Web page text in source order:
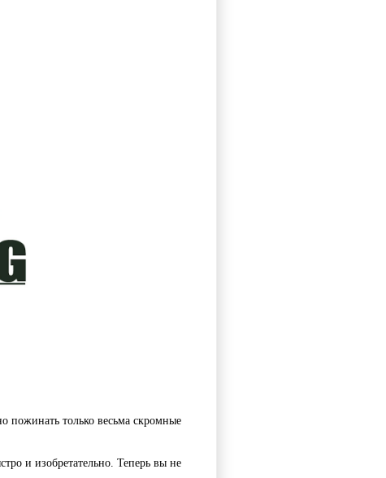
пожинать только весьма скромные
и изобретательно. Теперь вы не